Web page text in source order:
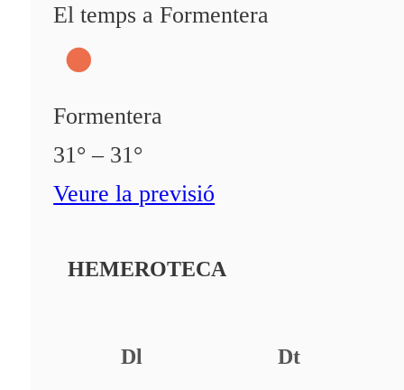
El temps a Formentera
Formentera
31° – 31°
Veure la previsió
HEMEROTECA
Dl Dt